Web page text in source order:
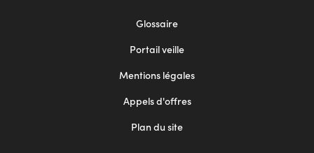
Glossaire
Portail veille
Mentions légales
Appels d'offres
Plan du site